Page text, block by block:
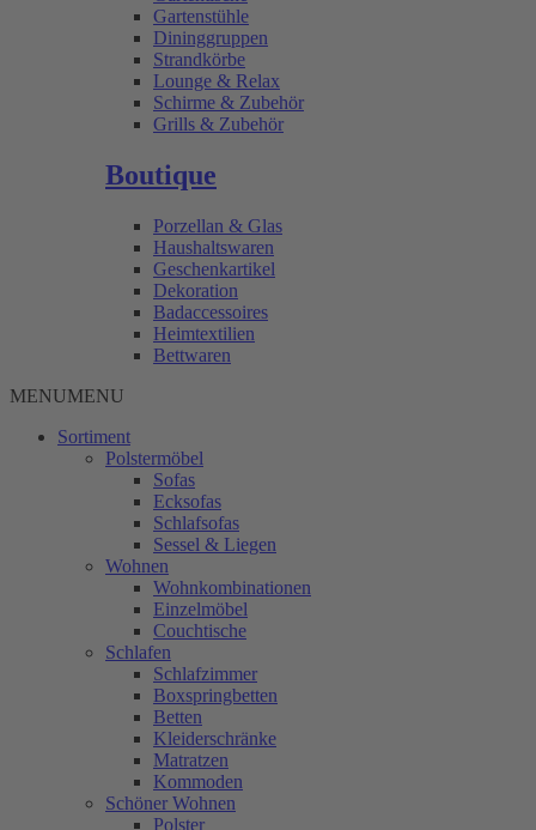
Gartenstühle
Dininggruppen
Strandkörbe
Lounge & Relax
Schirme & Zubehör
Grills & Zubehör
Boutique
Porzellan & Glas
Haushaltswaren
Geschenkartikel
Dekoration
Badaccessoires
Heimtextilien
Bettwaren
MENUMENU
Sortiment
Polstermöbel
Sofas
Ecksofas
Schlafsofas
Sessel & Liegen
Wohnen
Wohnkombinationen
Einzelmöbel
Couchtische
Schlafen
Schlafzimmer
Boxspringbetten
Betten
Kleiderschränke
Matratzen
Kommoden
Schöner Wohnen
Polster